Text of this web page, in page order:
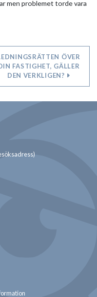
men problemet torde vara
ÖVER
FASTIGHET, GÄLLER
DEN VERKLIGEN?